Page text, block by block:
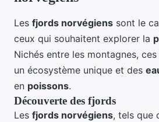
Les fjords norvégiens sont le
ceux qui souhaitent explorer la
Nichés entre les montagnes,
un écosystème unique et des
en poissons.
Découverte des fjords
Les fjords norvégiens, tels que